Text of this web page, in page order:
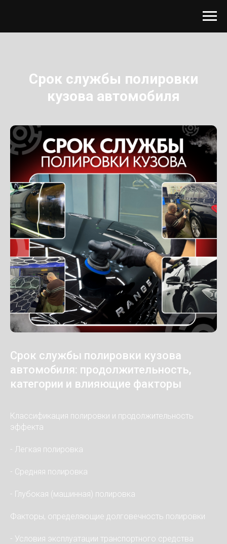
Срок службы полировки
кузова автомобиля
Срок службы полировки кузова
автомобиля: продолжительность,
категории и влияющие факторы
Классификация полировки и продолжительность
эффекта
- Легкая полировка
- Средняя полировка
- Глубокая (машинная) полировка
Факторы, определяющие долговечность полировки
- Условия эксплуатации транспортного средства